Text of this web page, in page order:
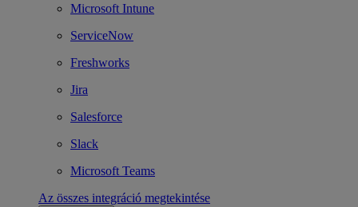
Microsoft Intune
ServiceNow
Freshworks
Jira
Salesforce
Slack
Microsoft Teams
Az összes integráció megtekintése